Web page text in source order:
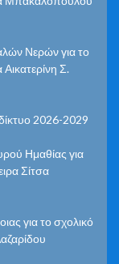
Νερών για το
Σ.
2026-2029
Ημαθίας για
Σίτσα
για το σχολικό